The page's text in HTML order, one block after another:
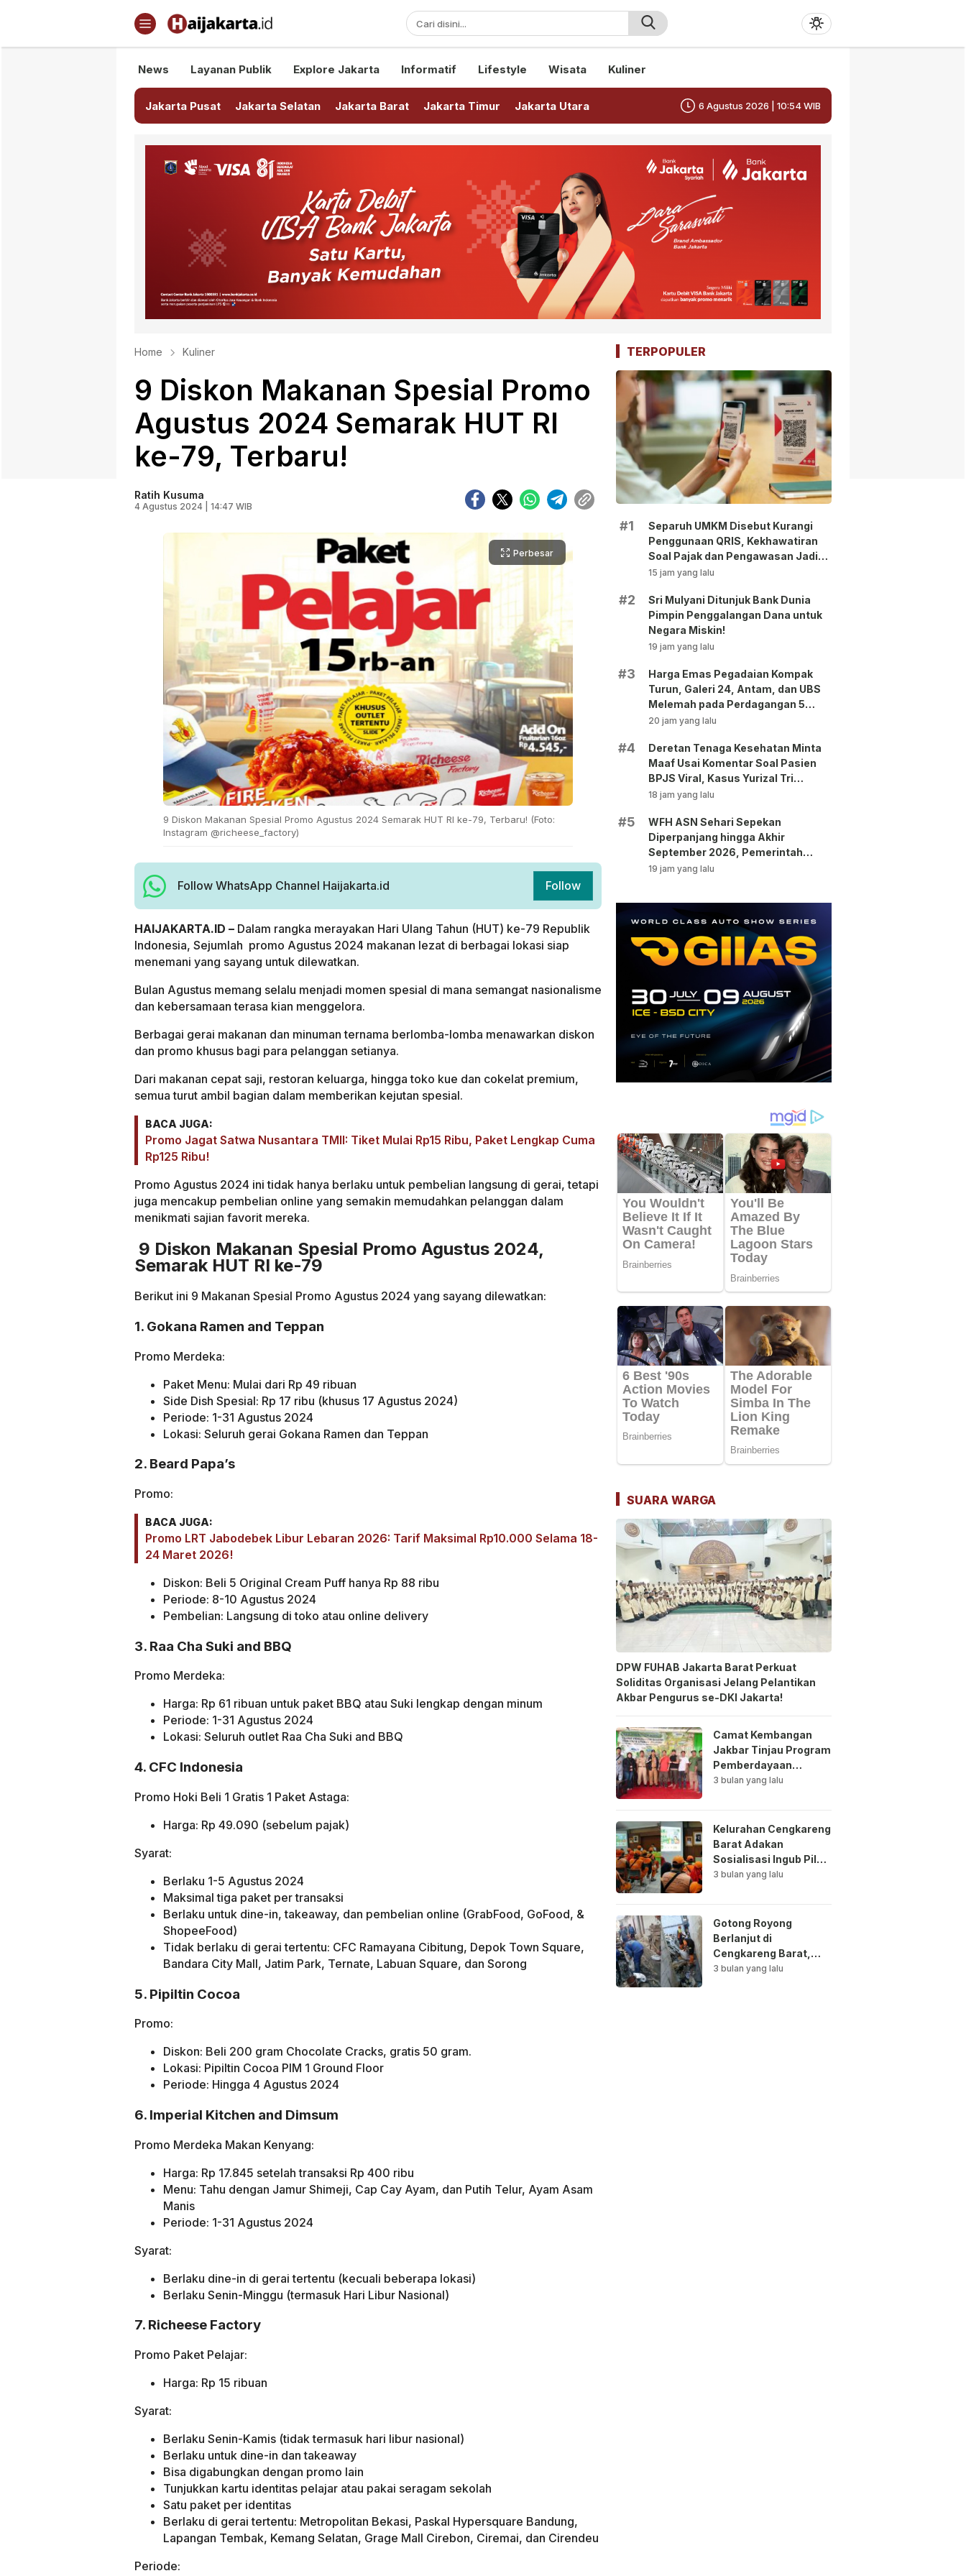
Haijakarta.id
Semua Tentang Jakarta Ada Disini!
News Layanan Publik Explore Jakarta Informatif Lifestyle Wisata Kuliner
Jakarta Pusat Jakarta Selatan Jakarta Barat Jakarta Timur Jakarta Utara 6 Agustus 2026 | 10:54 WIB
Home Kuliner
9 Diskon Makanan Spesial Promo
Agustus 2024 Semarak HUT RI
ke-79, Terbaru!
Ratih Kusuma
4 Agustus 2024 | 14:47 WIB
Perbesar
9 Diskon Makanan Spesial Promo Agustus 2024 Semarak HUT RI ke-79, Terbaru! (Foto:
Instagram @richeese_factory)
Follow WhatsApp Channel Haijakarta.id Follow
HAIJAKARTA.ID – Dalam rangka merayakan Hari Ulang Tahun (HUT) ke-79 Republik
Indonesia, Sejumlah promo Agustus 2024 makanan lezat di berbagai lokasi siap
menemani yang sayang untuk dilewatkan.
Bulan Agustus memang selalu menjadi momen spesial di mana semangat nasionalisme
dan kebersamaan terasa kian menggelora.
Berbagai gerai makanan dan minuman ternama berlomba-lomba menawarkan diskon
dan promo khusus bagi para pelanggan setianya.
Dari makanan cepat saji, restoran keluarga, hingga toko kue dan cokelat premium,
semua turut ambil bagian dalam memberikan kejutan spesial.
BACA JUGA:
Promo Jagat Satwa Nusantara TMII: Tiket Mulai Rp15 Ribu, Paket Lengkap Cuma
Rp125 Ribu!
Promo Agustus 2024 ini tidak hanya berlaku untuk pembelian langsung di gerai, tetapi
juga mencakup pembelian online yang semakin memudahkan pelanggan dalam
menikmati sajian favorit mereka.
9 Diskon Makanan Spesial Promo Agustus 2024,
Semarak HUT RI ke-79
Berikut ini 9 Makanan Spesial Promo Agustus 2024 yang sayang dilewatkan:
1. Gokana Ramen and Teppan
Promo Merdeka:
Paket Menu: Mulai dari Rp 49 ribuan
Side Dish Spesial: Rp 17 ribu (khusus 17 Agustus 2024)
Periode: 1-31 Agustus 2024
Lokasi: Seluruh gerai Gokana Ramen dan Teppan
2. Beard Papa’s
Promo:
BACA JUGA:
Promo LRT Jabodebek Libur Lebaran 2026: Tarif Maksimal Rp10.000 Selama 18-
24 Maret 2026!
Diskon: Beli 5 Original Cream Puff hanya Rp 88 ribu
Periode: 8-10 Agustus 2024
Pembelian: Langsung di toko atau online delivery
3. Raa Cha Suki and BBQ
Promo Merdeka:
Harga: Rp 61 ribuan untuk paket BBQ atau Suki lengkap dengan minum
Periode: 1-31 Agustus 2024
Lokasi: Seluruh outlet Raa Cha Suki and BBQ
4. CFC Indonesia
Promo Hoki Beli 1 Gratis 1 Paket Astaga:
Harga: Rp 49.090 (sebelum pajak)
Syarat:
Berlaku 1-5 Agustus 2024
Maksimal tiga paket per transaksi
Berlaku untuk dine-in, takeaway, dan pembelian online (GrabFood, GoFood, &
ShopeeFood)
Tidak berlaku di gerai tertentu: CFC Ramayana Cibitung, Depok Town Square,
Bandara City Mall, Jatim Park, Ternate, Labuan Square, dan Sorong
5. Pipiltin Cocoa
Promo:
Diskon: Beli 200 gram Chocolate Cracks, gratis 50 gram.
Lokasi: Pipiltin Cocoa PIM 1 Ground Floor
Periode: Hingga 4 Agustus 2024
6. Imperial Kitchen and Dimsum
Promo Merdeka Makan Kenyang:
Harga: Rp 17.845 setelah transaksi Rp 400 ribu
Menu: Tahu dengan Jamur Shimeji, Cap Cay Ayam, dan Putih Telur, Ayam Asam
Manis
Periode: 1-31 Agustus 2024
Syarat:
Berlaku dine-in di gerai tertentu (kecuali beberapa lokasi)
Berlaku Senin-Minggu (termasuk Hari Libur Nasional)
7. Richeese Factory
Promo Paket Pelajar:
Harga: Rp 15 ribuan
Syarat:
Berlaku Senin-Kamis (tidak termasuk hari libur nasional)
Berlaku untuk dine-in dan takeaway
Bisa digabungkan dengan promo lain
Tunjukkan kartu identitas pelajar atau pakai seragam sekolah
Satu paket per identitas
Berlaku di gerai tertentu: Metropolitan Bekasi, Paskal Hypersquare Bandung,
Lapangan Tembak, Kemang Selatan, Grage Mall Cirebon, Ciremai, dan Cirendeu
Periode:
TERPOPULER
#1
Separuh UMKM Disebut Kurangi
Penggunaan QRIS, Kekhawatiran
Soal Pajak dan Pengawasan Jadi
Sorotan!
15 jam yang lalu
#2
Sri Mulyani Ditunjuk Bank Dunia
Pimpin Penggalangan Dana untuk
Negara Miskin!
19 jam yang lalu
#3
Harga Emas Pegadaian Kompak
Turun, Galeri 24, Antam, dan UBS
Melemah pada Perdagangan 5
Agustus 2026
20 jam yang lalu
#4
Deretan Tenaga Kesehatan Minta
Maaf Usai Komentar Soal Pasien
BPJS Viral, Kasus Yurizal Tri
Chaerawan Jadi Sorotan Publik!
18 jam yang lalu
#5
WFH ASN Sehari Sepekan
Diperpanjang hingga Akhir
September 2026, Pemerintah
Klaim Kinerja Tetap Optimal
19 jam yang lalu
SUARA WARGA
DPW FUHAB Jakarta Barat Perkuat
Soliditas Organisasi Jelang Pelantikan
Akbar Pengurus se-DKI Jakarta!
Camat Kembangan
Jakbar Tinjau Program
Pemberdayaan
Lingkungan di Bale
3 bulan yang lalu
Kelurahan Cengkareng
Barat Adakan
Sosialisasi Ingub Pilah
Sampah Kepada PPSU
3 bulan yang lalu
Gotong Royong
Berlanjut di
Cengkareng Barat,
Saluran Air
3 bulan yang lalu